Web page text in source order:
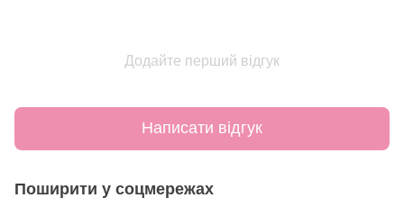
Додайте перший відгук
Написати відгук
Поширити у соцмережах